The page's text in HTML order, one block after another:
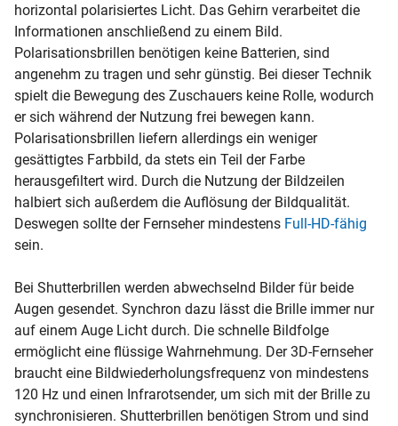
horizontal polarisiertes Licht. Das Gehirn verarbeitet die
Informationen anschließend zu einem Bild.
Polarisationsbrillen benötigen keine Batterien, sind
angenehm zu tragen und sehr günstig. Bei dieser Technik
spielt die Bewegung des Zuschauers keine Rolle, wodurch
er sich während der Nutzung frei bewegen kann.
Polarisationsbrillen liefern allerdings ein weniger
gesättigtes Farbbild, da stets ein Teil der Farbe
herausgefiltert wird. Durch die Nutzung der Bildzeilen
halbiert sich außerdem die Auflösung der Bildqualität.
Deswegen sollte der Fernseher mindestens Full-HD-fähig
sein.
Bei Shutterbrillen werden abwechselnd Bilder für beide
Augen gesendet. Synchron dazu lässt die Brille immer nur
auf einem Auge Licht durch. Die schnelle Bildfolge
ermöglicht eine flüssige Wahrnehmung. Der 3D-Fernseher
braucht eine Bildwiederholungsfrequenz von mindestens
120 Hz und einen Infrarotsender, um sich mit der Brille zu
synchronisieren. Shutterbrillen benötigen Strom und sind